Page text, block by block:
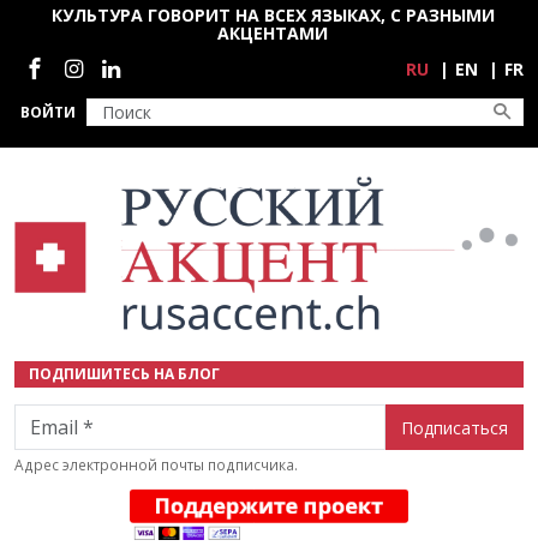
Перейти к основному содержанию
ВОЙТИ
КУЛЬТУРА ГОВОРИТ НА ВСЕХ ЯЗЫКАХ, С РАЗНЫМИ
АКЦЕНТАМИ
Социальные сети
RU EN FR
ПОДПИШИТЕСЬ НА БЛОГ
Email
Адрес электронной почты подписчика.